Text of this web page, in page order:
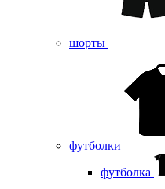
шорты
футболки
футболка